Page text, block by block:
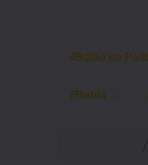
//Balão da
//Bahia